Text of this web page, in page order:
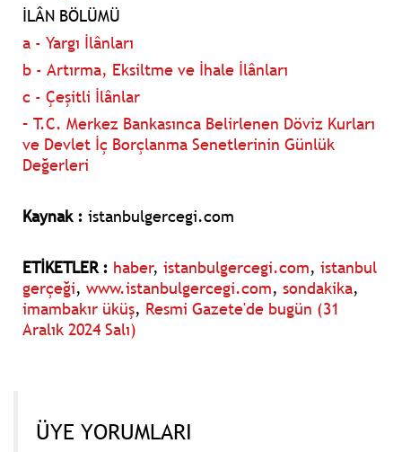
İLÂN BÖLÜMÜ
a - Yargı İlânları
b - Artırma, Eksiltme ve İhale İlânları
c - Çeşitli İlânlar
– T.C. Merkez Bankasınca Belirlenen Döviz Kurları
ve Devlet İç Borçlanma Senetlerinin Günlük
Değerleri
Kaynak : istanbulgercegi.com
ETİKETLER : haber, istanbulgercegi.com, istanbul
gerçeği, www.istanbulgercegi.com, sondakika,
imambakır üküş, Resmi Gazete'de bugün (31
Aralık 2024 Salı)
ÜYE YORUMLARI